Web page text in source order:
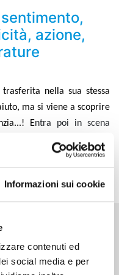
Informazioni sui cookie
contenuti ed
social media e per
azione,
nella sua stessa
ma si viene a scoprire
Entra poi in scena
attacchi. Ma quale sarà il
serie